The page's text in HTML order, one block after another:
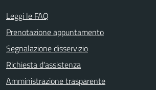
Leggi le FAQ
Prenotazione appuntamento
Segnalazione disservizio
Richiesta d'assistenza
Amministrazione trasparente